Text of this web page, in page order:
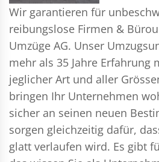
Wir garantieren für
reibungslose Firmen &
Umzüge AG. Unser
mehr als 35 Jahre Erfahrung
jeglicher Art und aller
bringen Ihr Unternehmen
sicher an seinen neuen
sorgen gleichzeitig dafür,
glatt verlaufen wird. Es gibt